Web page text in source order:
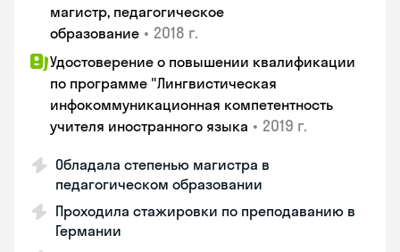
магистр, педагогическое
образование • 2018 г.
Удостоверение о повышении квалификации
по программе "Лингвистическая
инфокоммуникационная компетентность
учителя иностранного языка • 2019 г.
Обладала степенью магистра в
педагогическом образовании
Проходила стажировки по преподаванию в
Германии